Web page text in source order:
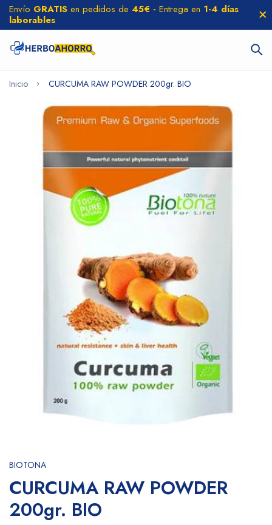
Envío GRATIS en pedidos de 45€ - Entrega en 1-4 días
laborables
Inicio CURCUMA RAW POWDER 200gr. BIO
BIOTONA
CURCUMA RAW POWDER
200gr. BIO